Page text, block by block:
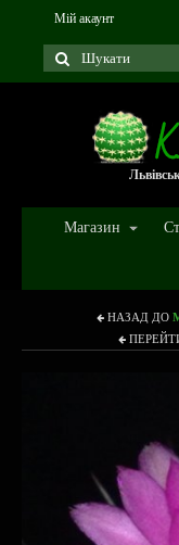
Мій акаунт
Магазин
НАЗАД ДО